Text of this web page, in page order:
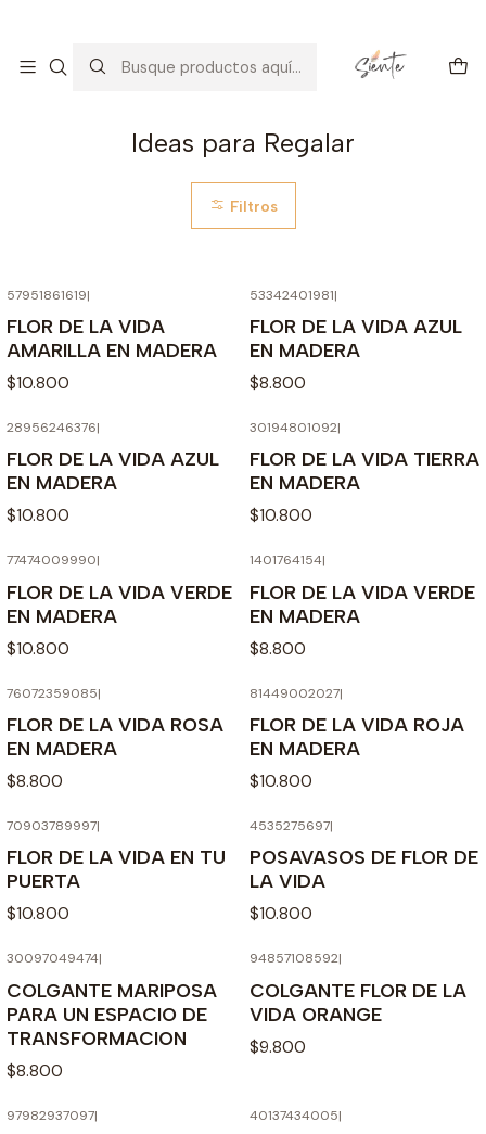
Inicio Decoración Ideas para Regalar
Ideas para Regalar
Filtros
57951861619|
FLOR DE LA VIDA
AMARILLA EN MADERA
$10.800
53342401981|
FLOR DE LA VIDA AZUL
EN MADERA
$8.800
28956246376|
FLOR DE LA VIDA AZUL
EN MADERA
$10.800
30194801092|
FLOR DE LA VIDA TIERRA
EN MADERA
$10.800
77474009990|
FLOR DE LA VIDA VERDE
EN MADERA
$10.800
1401764154|
FLOR DE LA VIDA VERDE
EN MADERA
$8.800
76072359085|
FLOR DE LA VIDA ROSA
EN MADERA
$8.800
81449002027|
FLOR DE LA VIDA ROJA
EN MADERA
$10.800
70903789997|
FLOR DE LA VIDA EN TU
PUERTA
$10.800
4535275697|
POSAVASOS DE FLOR DE
LA VIDA
$10.800
30097049474|
COLGANTE MARIPOSA
PARA UN ESPACIO DE
TRANSFORMACION
$8.800
94857108592|
COLGANTE FLOR DE LA
VIDA ORANGE
$9.800
97982937097| 40137434005|